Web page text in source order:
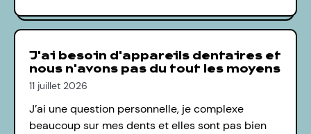
J'ai besoin d'appareils dentaires et
nous n'avons pas du tout les moyens
11 juillet 2026
J’ai une question personnelle, je complexe
beaucoup sur mes dents et elles sont pas bien